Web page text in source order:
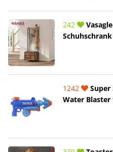
242
1242
Super
Water Blaster